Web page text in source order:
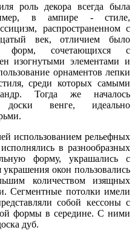
роль декора всегда была
в ампире - стиле,
распространенном с
век, отличием было
форм, сочетающихся с
изогнутыми элементами и
орнаментов лепки
среди которых самыми
Тогда же началось
доски венге, идеально
использованием рельефных
в разнообразных
форму, украшались с
окон пользовались
количеством изящных
Сегментные потолки имели
собой кессоны с
формы в середине. С ними
дуб.